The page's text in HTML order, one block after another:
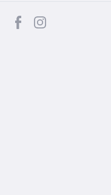
facebook